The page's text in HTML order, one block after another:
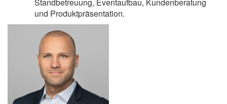
und Produktpräsentation.